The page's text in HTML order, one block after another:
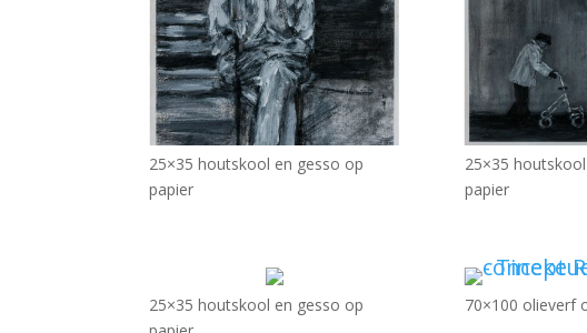
25×35 houtskool en gesso op
papier
25×35
papier
25×35 houtskool en gesso op
70×100 olieverf